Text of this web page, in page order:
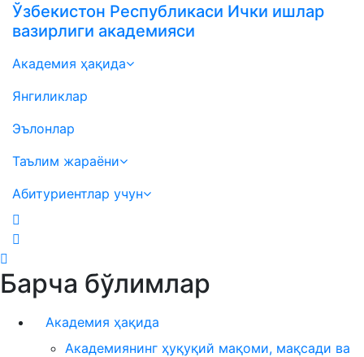
Ўзбекистон Республикаси Ички ишлар
вазирлиги академияси
Академия ҳақида
Янгиликлар
Эълонлар
Таълим жараёни
Абитуриентлар учун
Барча бўлимлар
Академия ҳақида
Академиянинг ҳуқуқий мақоми, мақсади ва